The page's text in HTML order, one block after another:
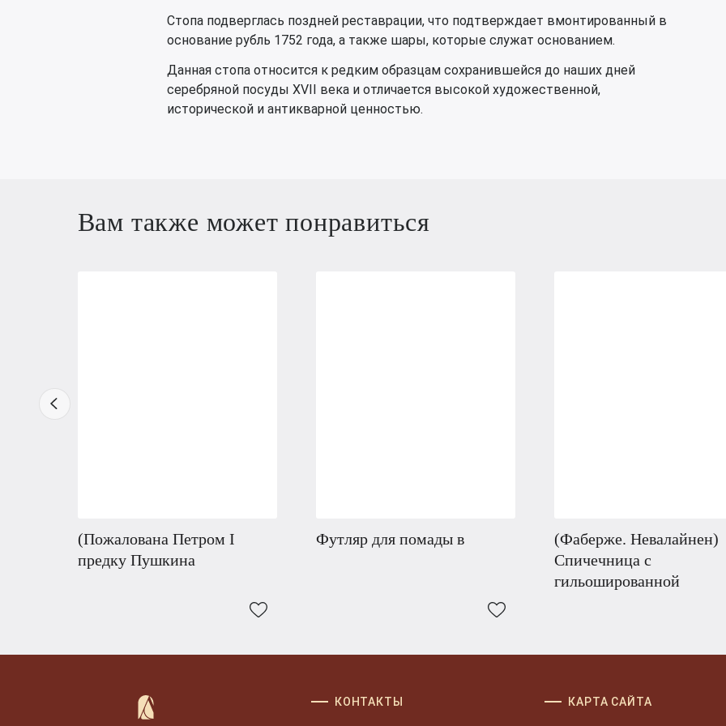
Стопа подверглась поздней реставрации, что подтверждает вмонтированный в
основание рубль 1752 года, а также шары, которые служат основанием.
Данная стопа относится к редким образцам сохранившейся до наших дней
серебряной посуды XVII века и отличается высокой художественной,
исторической и антикварной ценностью.
Вам также может понравиться
(Пожалована Петром I
предку Пушкина
Футляр для помады в
(Фаберже. Невалайнен)
Спичечница с
гильошированной
КОНТАКТЫ КАРТА САЙТА